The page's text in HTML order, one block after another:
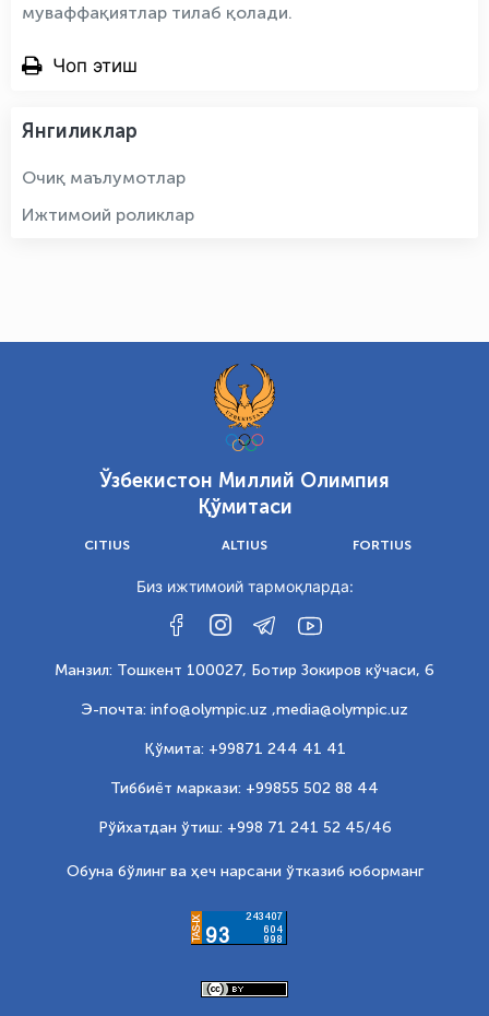
муваффақиятлар тилаб қолади.
Чоп этиш
Янгиликлар
Очиқ маълумотлар
Ижтимоий роликлар
Ўзбекистон Миллий Олимпия
Қўмитаси
CITIUS ALTIUS FORTIUS
Биз ижтимоий тармоқларда:
Манзил: Тошкент 100027, Ботир Зокиров кўчаси, 6
Э-почта: info@olympic.uz ,media@olympic.uz
Қўмита: +99871 244 41 41
Тиббиёт маркази: +99855 502 88 44
Рўйхатдан ўтиш: +998 71 241 52 45/46
Обуна бўлинг ва ҳеч нарсани ўтказиб юборманг